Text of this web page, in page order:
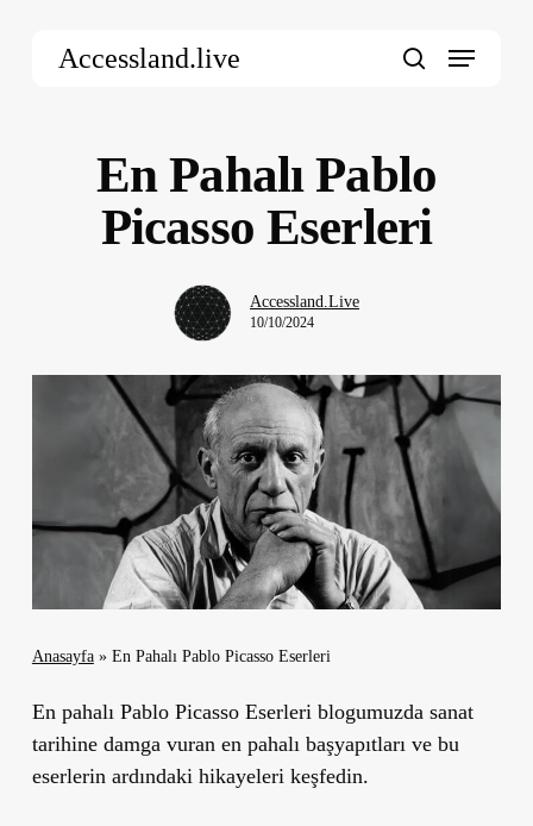
Accessland.live Menu
En Pahalı Pablo
Picasso Eserleri
Accessland.Live
10/10/2024
Anasayfa» En Pahalı Pablo Picasso Eserleri
En pahalı Pablo Picasso Eserleri blogumuzda sanat
tarihine damga vuran en pahalı başyapıtları ve bu
eserlerin ardındaki hikayeleri keşfedin.